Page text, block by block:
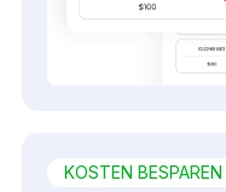
KOSTEN BESPAREN